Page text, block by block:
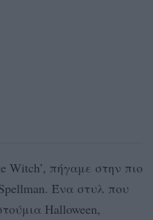
Witch’, πήγαμε στην πιο
Ένα στυλ που
Halloween,